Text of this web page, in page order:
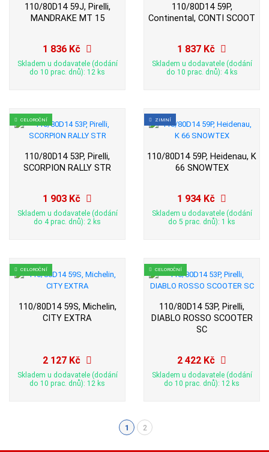
110/80D14 59J, Pirelli,
MANDRAKE MT 15
1 836 Kč
Skladem u dodavatele (dodání
do 10 prac. dnů): 12 ks
110/80D14 59P,
Continental, CONTI SCOOT
1 837 Kč
Skladem u dodavatele (dodání
do 10 prac. dnů): 4 ks
CELOROČNÍ
110/80D14 53P, Pirelli,
SCORPION RALLY STR
1 903 Kč
Skladem u dodavatele (dodání
do 4 prac. dnů): 2 ks
ZIMNÍ
110/80D14 59P, Heidenau, K
66 SNOWTEX
1 934 Kč
Skladem u dodavatele (dodání
do 5 prac. dnů): 1 ks
CELOROČNÍ
110/80D14 59S, Michelin,
CITY EXTRA
2 127 Kč
Skladem u dodavatele (dodání
do 10 prac. dnů): 12 ks
CELOROČNÍ
110/80D14 53P, Pirelli,
DIABLO ROSSO SCOOTER
SC
2 422 Kč
Skladem u dodavatele (dodání
do 10 prac. dnů): 12 ks
1(aktuální)
2